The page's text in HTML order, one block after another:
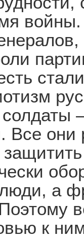
войны.
Все
а
к